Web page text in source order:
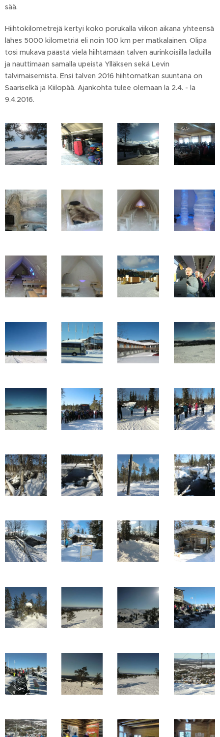
sää.
Hiihtokilometrejä kertyi koko porukalla viikon aikana yhteensä
lähes 5000 kilometriä eli noin 100 km per matkalainen. Olipa
tosi mukava päästä vielä hiihtämään talven aurinkoisilla laduilla
ja nauttimaan samalla upeista Ylläksen sekä Levin
talvimaisemista. Ensi talven 2016 hiihtomatkan suuntana on
Saariselkä ja Kiilopää. Ajankohta tulee olemaan la 2.4. - la
9.4.2016.